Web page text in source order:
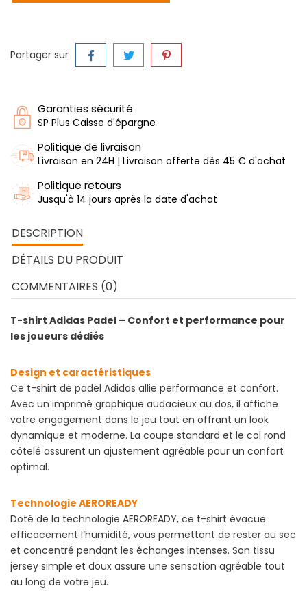
Partager sur
Garanties sécurité
SP Plus Caisse d'épargne
Politique de livraison
Livraison en 24H | Livraison offerte dès 45 € d'achat
Politique retours
Jusqu'à 14 jours après la date d'achat
DESCRIPTION
DÉTAILS DU PRODUIT
COMMENTAIRES (0)
T-shirt Adidas Padel – Confort et performance pour
les joueurs dédiés
Design et caractéristiques
Ce t-shirt de padel Adidas allie performance et confort.
Avec un imprimé graphique audacieux au dos, il affiche
votre engagement dans le jeu tout en offrant un look
dynamique et moderne. La coupe standard et le col rond
côtelé assurent un ajustement agréable pour un confort
optimal.
Technologie AEROREADY
Doté de la technologie AEROREADY, ce t-shirt évacue
efficacement l’humidité, vous permettant de rester au sec
et concentré pendant les échanges intenses. Son tissu
jersey simple et doux assure une sensation agréable tout
au long de votre jeu.